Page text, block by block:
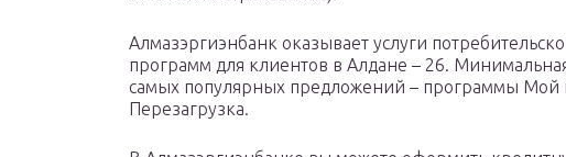
Алмазэргиэнбанк оказывает услуги
программ для клиентов в Алдане – 26.
самых популярных предложений – программы Мой
Перезагрузка.